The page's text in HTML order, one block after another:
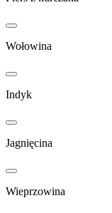
Wołowina
Indyk
Jagnięcina
Wieprzowina